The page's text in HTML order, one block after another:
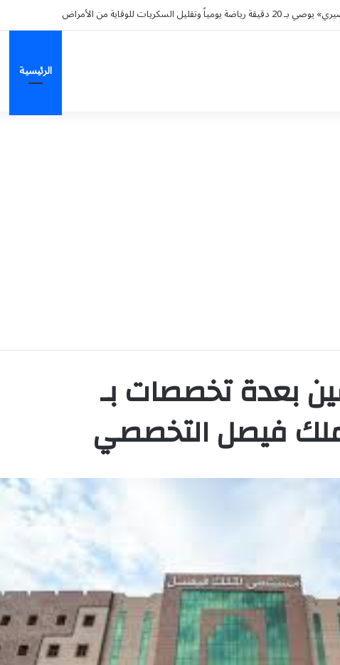
رياضة يومياً وتقليل السكريات للوقاية من الأمراض
الرئيسية
بعدة تخصصات بـ
فيصل التخصصي